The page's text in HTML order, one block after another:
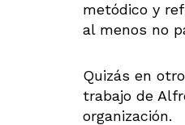
metódico y
al menos no
Quizás en
trabajo de
organización.